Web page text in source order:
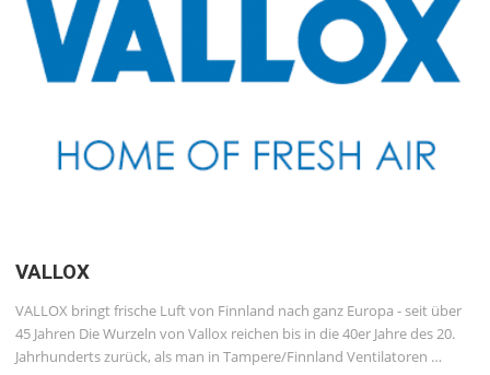
VALLOX
VALLOX bringt frische Luft von Finnland nach ganz Europa - seit über
45 Jahren Die Wurzeln von Vallox reichen bis in die 40er Jahre des 20.
Jahrhunderts zurück, als man in Tampere/Finnland Ventilatoren …